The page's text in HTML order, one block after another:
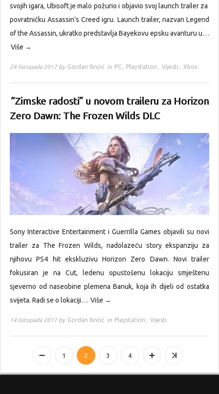
svojih igara, Ubisoft je malo požurio i objavio svoj launch trailer za
povratničku Assassin’s Creed igru. Launch trailer, nazvan Legend
of the Assassin, ukratko predstavlja Bayekovu epsku avanturu u…
Više →
24 listopada 2017 by Gordan Ilinčić in PC , Playstation , Vijesti , Xbox
“Zimske radosti” u novom traileru za Horizon
Zero Dawn: The Frozen Wilds DLC
Sony Interactive Entertainment i Guerrilla Games objavili su novi
trailer za The Frozen Wilds, nadolazeću story ekspanziju za
njihovu PS4 hit ekskluzivu Horizon Zero Dawn. Novi trailer
fokusiran je na Cut, ledenu opustošenu lokaciju smještenu
sjeverno od naseobine plemena Banuk, koja ih dijeli od ostatka
svijeta. Radi se o lokaciji… Više →
14 listopada 2017 by Gordan Ilinčić in Playstation , Vijesti
1 2 3 4